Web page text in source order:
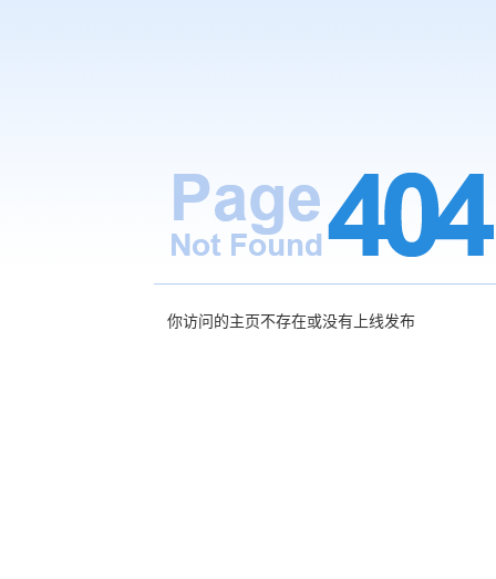
你访问的主页不存在或没有上线发布